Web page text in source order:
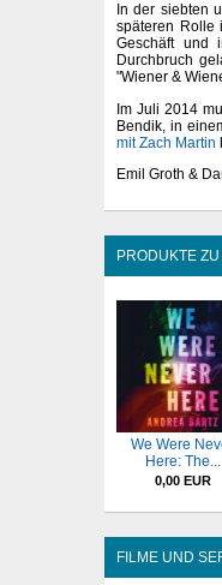
In der siebten
späteren Rolle
Geschäft und
Durchbruch
"Wiener &
Im Juli 2014
Bendik, in
mit Zach Martin
Emil Groth &
PRODUKTE
We Were
Here: The...
0,00 EUR
FILME UND